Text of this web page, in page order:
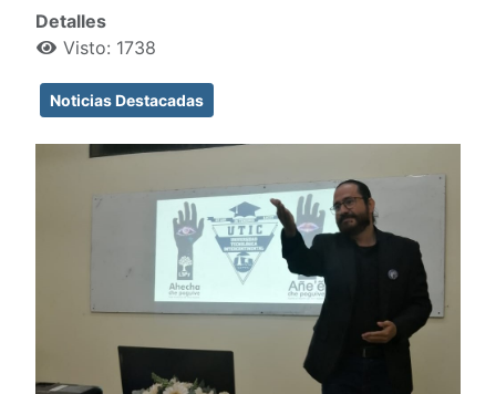
Detalles
Visto: 1738
Noticias Destacadas